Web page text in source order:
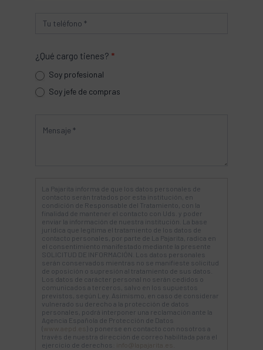
¿Qué cargo tienes? *
Soy profesional
Soy jefe de compras
La Pajarita informa de que los datos personales de
contacto serán tratados por esta institución, en
condición de Responsable del Tratamiento, con la
finalidad de mantener el contacto con Uds. y poder
enviar la información de nuestra institución. La base
jurídica que legitima el tratamiento de los datos de
contacto personales, por parte de La Pajarita, radica en
el consentimiento manifestado mediante la presente
SOLICITUD DE INFORMACIÓN. Los datos personales
serán conservados mientras no se manifieste solicitud
de oposición o supresión al tratamiento de sus datos.
Los datos de carácter personal no serán cedidos o
comunicados a terceros, salvo en los supuestos
previstos, según Ley. Asimismo, en caso de considerar
vulnerado su derecho a la protección de datos
personales, podrá interponer una reclamación ante la
Agencia Española de Protección de Datos
(
) o ponerse en contacto con nosotros a
través de nuestra dirección de correo habilitada para el
ejercicio de derechos: